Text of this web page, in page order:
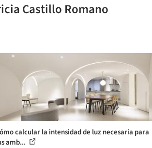
Castillo Romano
calcular la intensidad de luz necesaria para
amb...